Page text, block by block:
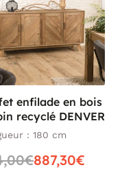
enfilade en bois
recyclé DENVER
: 180 cm
887,30€